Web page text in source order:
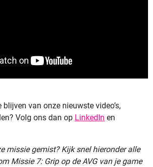
van onze nieuwste video’s,
Volg ons dan op LinkedIn en
missie gemist? Kijk snel hieronder alle
Missie 7: Grip op de AVG van je game